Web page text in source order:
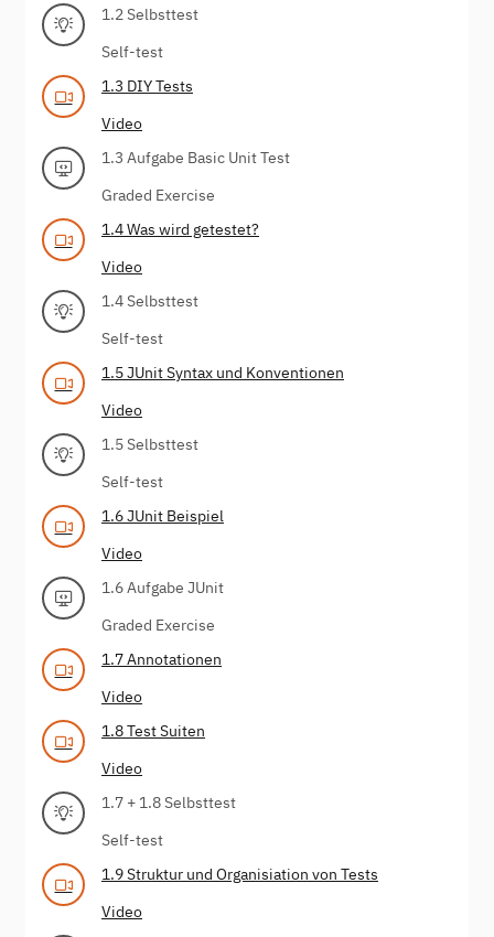
1.2 Selbsttest
Self-test
1.3 DIY Tests
Video
1.3 Aufgabe Basic Unit Test
Graded Exercise
1.4 Was wird getestet?
Video
1.4 Selbsttest
Self-test
1.5 JUnit Syntax und Konventionen
Video
1.5 Selbsttest
Self-test
1.6 JUnit Beispiel
Video
1.6 Aufgabe JUnit
Graded Exercise
1.7 Annotationen
Video
1.8 Test Suiten
Video
1.7 + 1.8 Selbsttest
Self-test
1.9 Struktur und Organisiation von Tests
Video